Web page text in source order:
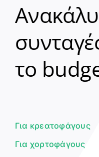
το
Για κρεατοφάγους
Για χορτοφάγους